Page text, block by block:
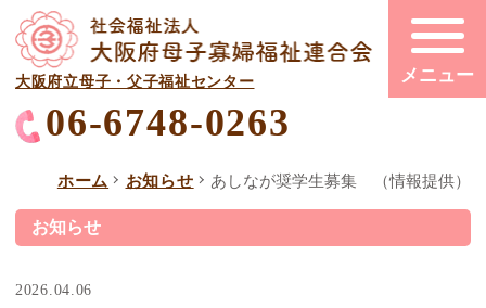
大阪府立母子・父子福祉センター
06-6748-0263
ホーム お知らせ あしなが奨学生募集 （情報提供）
お知らせ
2026.04.06